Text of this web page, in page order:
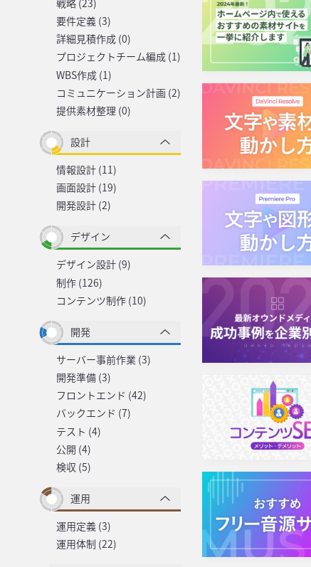
要件定義 (3)
詳細見積作成 (0)
プロジェクトチーム編成 (1)
WBS作成 (1)
コミュニケーション計画 (2)
提供素材整理 (0)
設計
情報設計 (11)
画面設計 (19)
開発設計 (2)
デザイン
デザイン設計 (9)
制作 (126)
コンテンツ制作 (10)
開発
サーバー事前作業 (3)
開発準備 (3)
フロントエンド (42)
バックエンド (7)
テスト (4)
公開 (4)
検収 (5)
運用
運用定義 (3)
運用体制 (22)